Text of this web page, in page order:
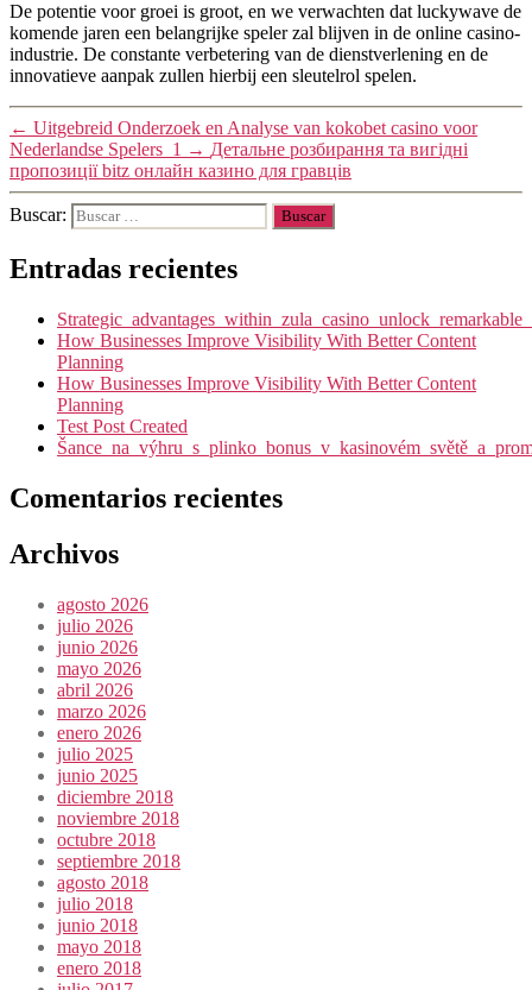
De potentie voor groei is groot, en we verwachten dat luckywave de
komende jaren een belangrijke speler zal blijven in de online casino-
industrie. De constante verbetering van de dienstverlening en de
innovatieve aanpak zullen hierbij een sleutelrol spelen.
← Uitgebreid Onderzoek en Analyse van kokobet casino voor
Nederlandse Spelers_1 → Детальне розбирання та вигідні
пропозиції bitz онлайн казино для гравців
Buscar:
Entradas recientes
How Businesses Improve Visibility With Better Content
Planning
How Businesses Improve Visibility With Better Content
Planning
Test Post Created
Comentarios recientes
Archivos
agosto 2026
julio 2026
junio 2026
mayo 2026
abril 2026
marzo 2026
enero 2026
julio 2025
junio 2025
diciembre 2018
noviembre 2018
octubre 2018
septiembre 2018
agosto 2018
julio 2018
junio 2018
mayo 2018
enero 2018